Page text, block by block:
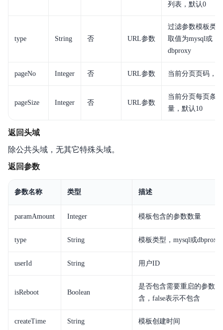
常见问题
列表，默认0
type String 否 URL参数
过滤参数模板类
取值为mysql或
dbproxy
pageNo Integer 否 URL参数 当前分页页码，
pageSize Integer 否 URL参数
当前分页每页条
量，默认10
返回头域
除公共头域，无其它特殊头域。
返回参数
参数名称 类型 描述
paramAmount Integer 模板包含的参数数量
type String 模板类型，mysql或dbproxy
userId String 用户ID
isReboot Boolean
是否包含需要重启的参数
含，false表示不包含
createTime String 模板创建时间